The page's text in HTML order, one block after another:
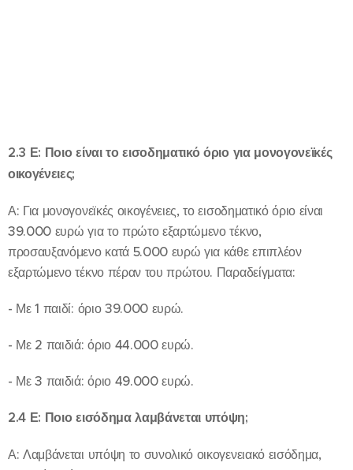
2.3 Ε: Ποιο είναι το εισοδηματικό όριο για μονογονεϊκές
οικογένειες;
Α: Για μονογονεϊκές οικογένειες, το εισοδηματικό όριο είναι
39.000 ευρώ για το πρώτο εξαρτώμενο τέκνο,
προσαυξανόμενο κατά 5.000 ευρώ για κάθε επιπλέον
εξαρτώμενο τέκνο πέραν του πρώτου. Παραδείγματα:
- Με 1 παιδί: όριο 39.000 ευρώ.
- Με 2 παιδιά: όριο 44.000 ευρώ.
- Με 3 παιδιά: όριο 49.000 ευρώ.
2.4 Ε: Ποιο εισόδημα λαμβάνεται υπόψη;
Α: Λαμβάνεται υπόψη το συνολικό οικογενειακό εισόδημα,